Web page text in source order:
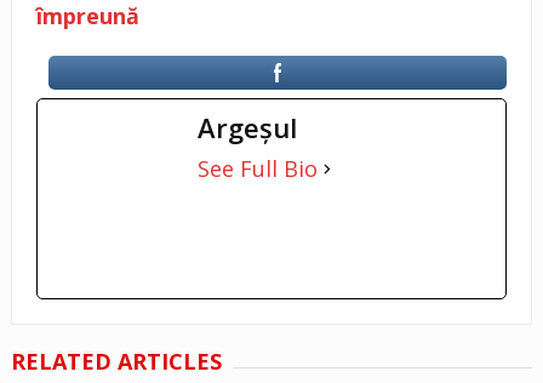
împreună
Argeşul
See Full Bio
RELATED ARTICLES